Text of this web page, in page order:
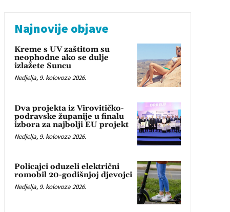
Najnovije objave
Kreme s UV zaštitom su
neophodne ako se dulje
izlažete Suncu
Nedjelja, 9. kolovoza 2026.
Dva projekta iz Virovitičko-
podravske županije u finalu
izbora za najbolji EU projekt
Nedjelja, 9. kolovoza 2026.
Policajci oduzeli električni
romobil 20-godišnjoj djevojci
Nedjelja, 9. kolovoza 2026.